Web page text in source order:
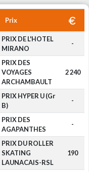
Prix
PRIX DE L'HOTEL
MIRANO
-
PRIX DES
VOYAGES
ARCHAMBAULT
2 240
PRIX HYPER U (Gr
B)
-
PRIX DES
AGAPANTHES
-
PRIX DU ROLLER
SKATING
LAUNACAIS-RSL
190